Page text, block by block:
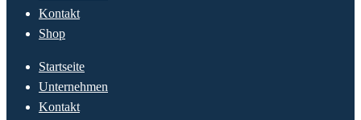
Kontakt
Shop
Startseite
Unternehmen
Kontakt